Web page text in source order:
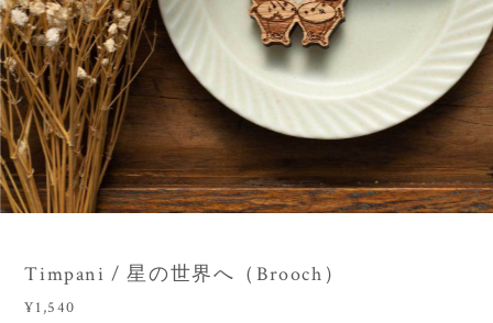
3/8
Timpani / 星の世界へ（Brooch）
¥1,540